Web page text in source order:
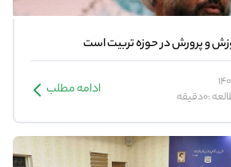
و پرورش در حوزه تربیت است
ادامه مطلب